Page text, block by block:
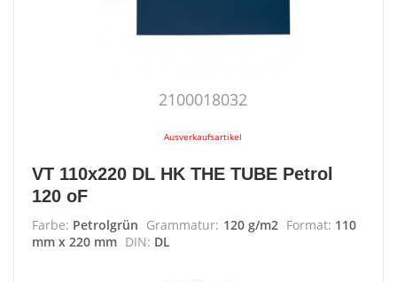
2100018032
Ausverkaufsartikel
VT 110x220 DL HK THE TUBE Petrol
120 oF
Farbe: Petrolgrün Grammatur: 120 g/m2 Format: 110
mm x 220 mm DIN: DL